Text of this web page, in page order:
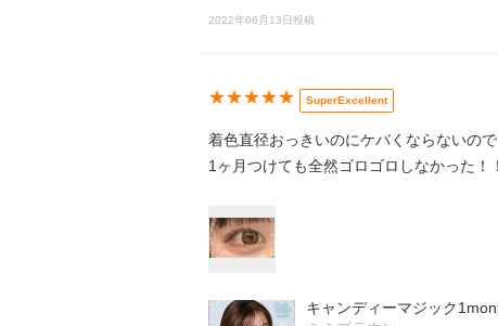
2022年06月13日投稿
★★★★★ SuperExcellent
着色直径おっきいのにケバくならないの
1ヶ月つけても全然ゴロゴロしなかった
キャンディーマジック